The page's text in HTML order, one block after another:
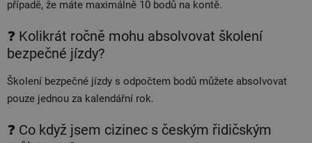
případě, že máte maximálně 10 bodů na kontě.
❓ Kolikrát ročně mohu absolvovat školení
bezpečné jízdy?
Školení bezpečné jízdy s odpočtem bodů můžete absolvovat
pouze jednou za kalendářní rok.
❓ Co když jsem cizinec s českým řidičským